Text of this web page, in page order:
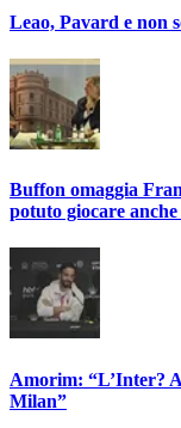
Leao, Pavard e non
Buffon omaggia
potuto giocare
Amorim: “L’Inter?
Milan”